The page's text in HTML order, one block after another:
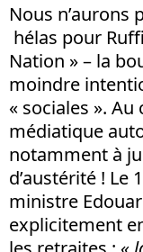
Nous n’aurons
hélas pour
Nation » – la
moindre
« sociales ».
médiatique
notamment à
d’austérité ! Le
ministre
explicitement